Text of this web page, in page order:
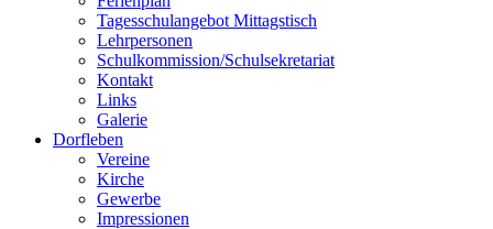
Tagesschulangebot Mittagstisch
Lehrpersonen
Schulkommission/Schulsekretariat
Kontakt
Links
Galerie
Dorfleben
Vereine
Kirche
Gewerbe
Impressionen